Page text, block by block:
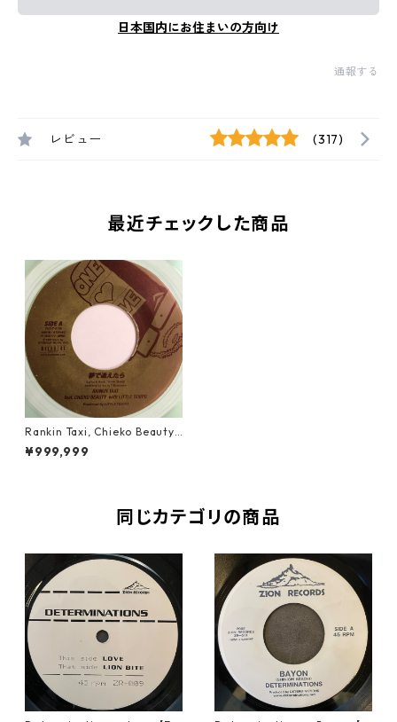
日本国内にお住まいの方向け
通報する
レビュー (317)
最近チェックした商品
Rankin Taxi, Chieko Beauty,
Little Tempo - 夢で逢えたら
【7-20014+】
¥999,999
同じカテゴリの商品